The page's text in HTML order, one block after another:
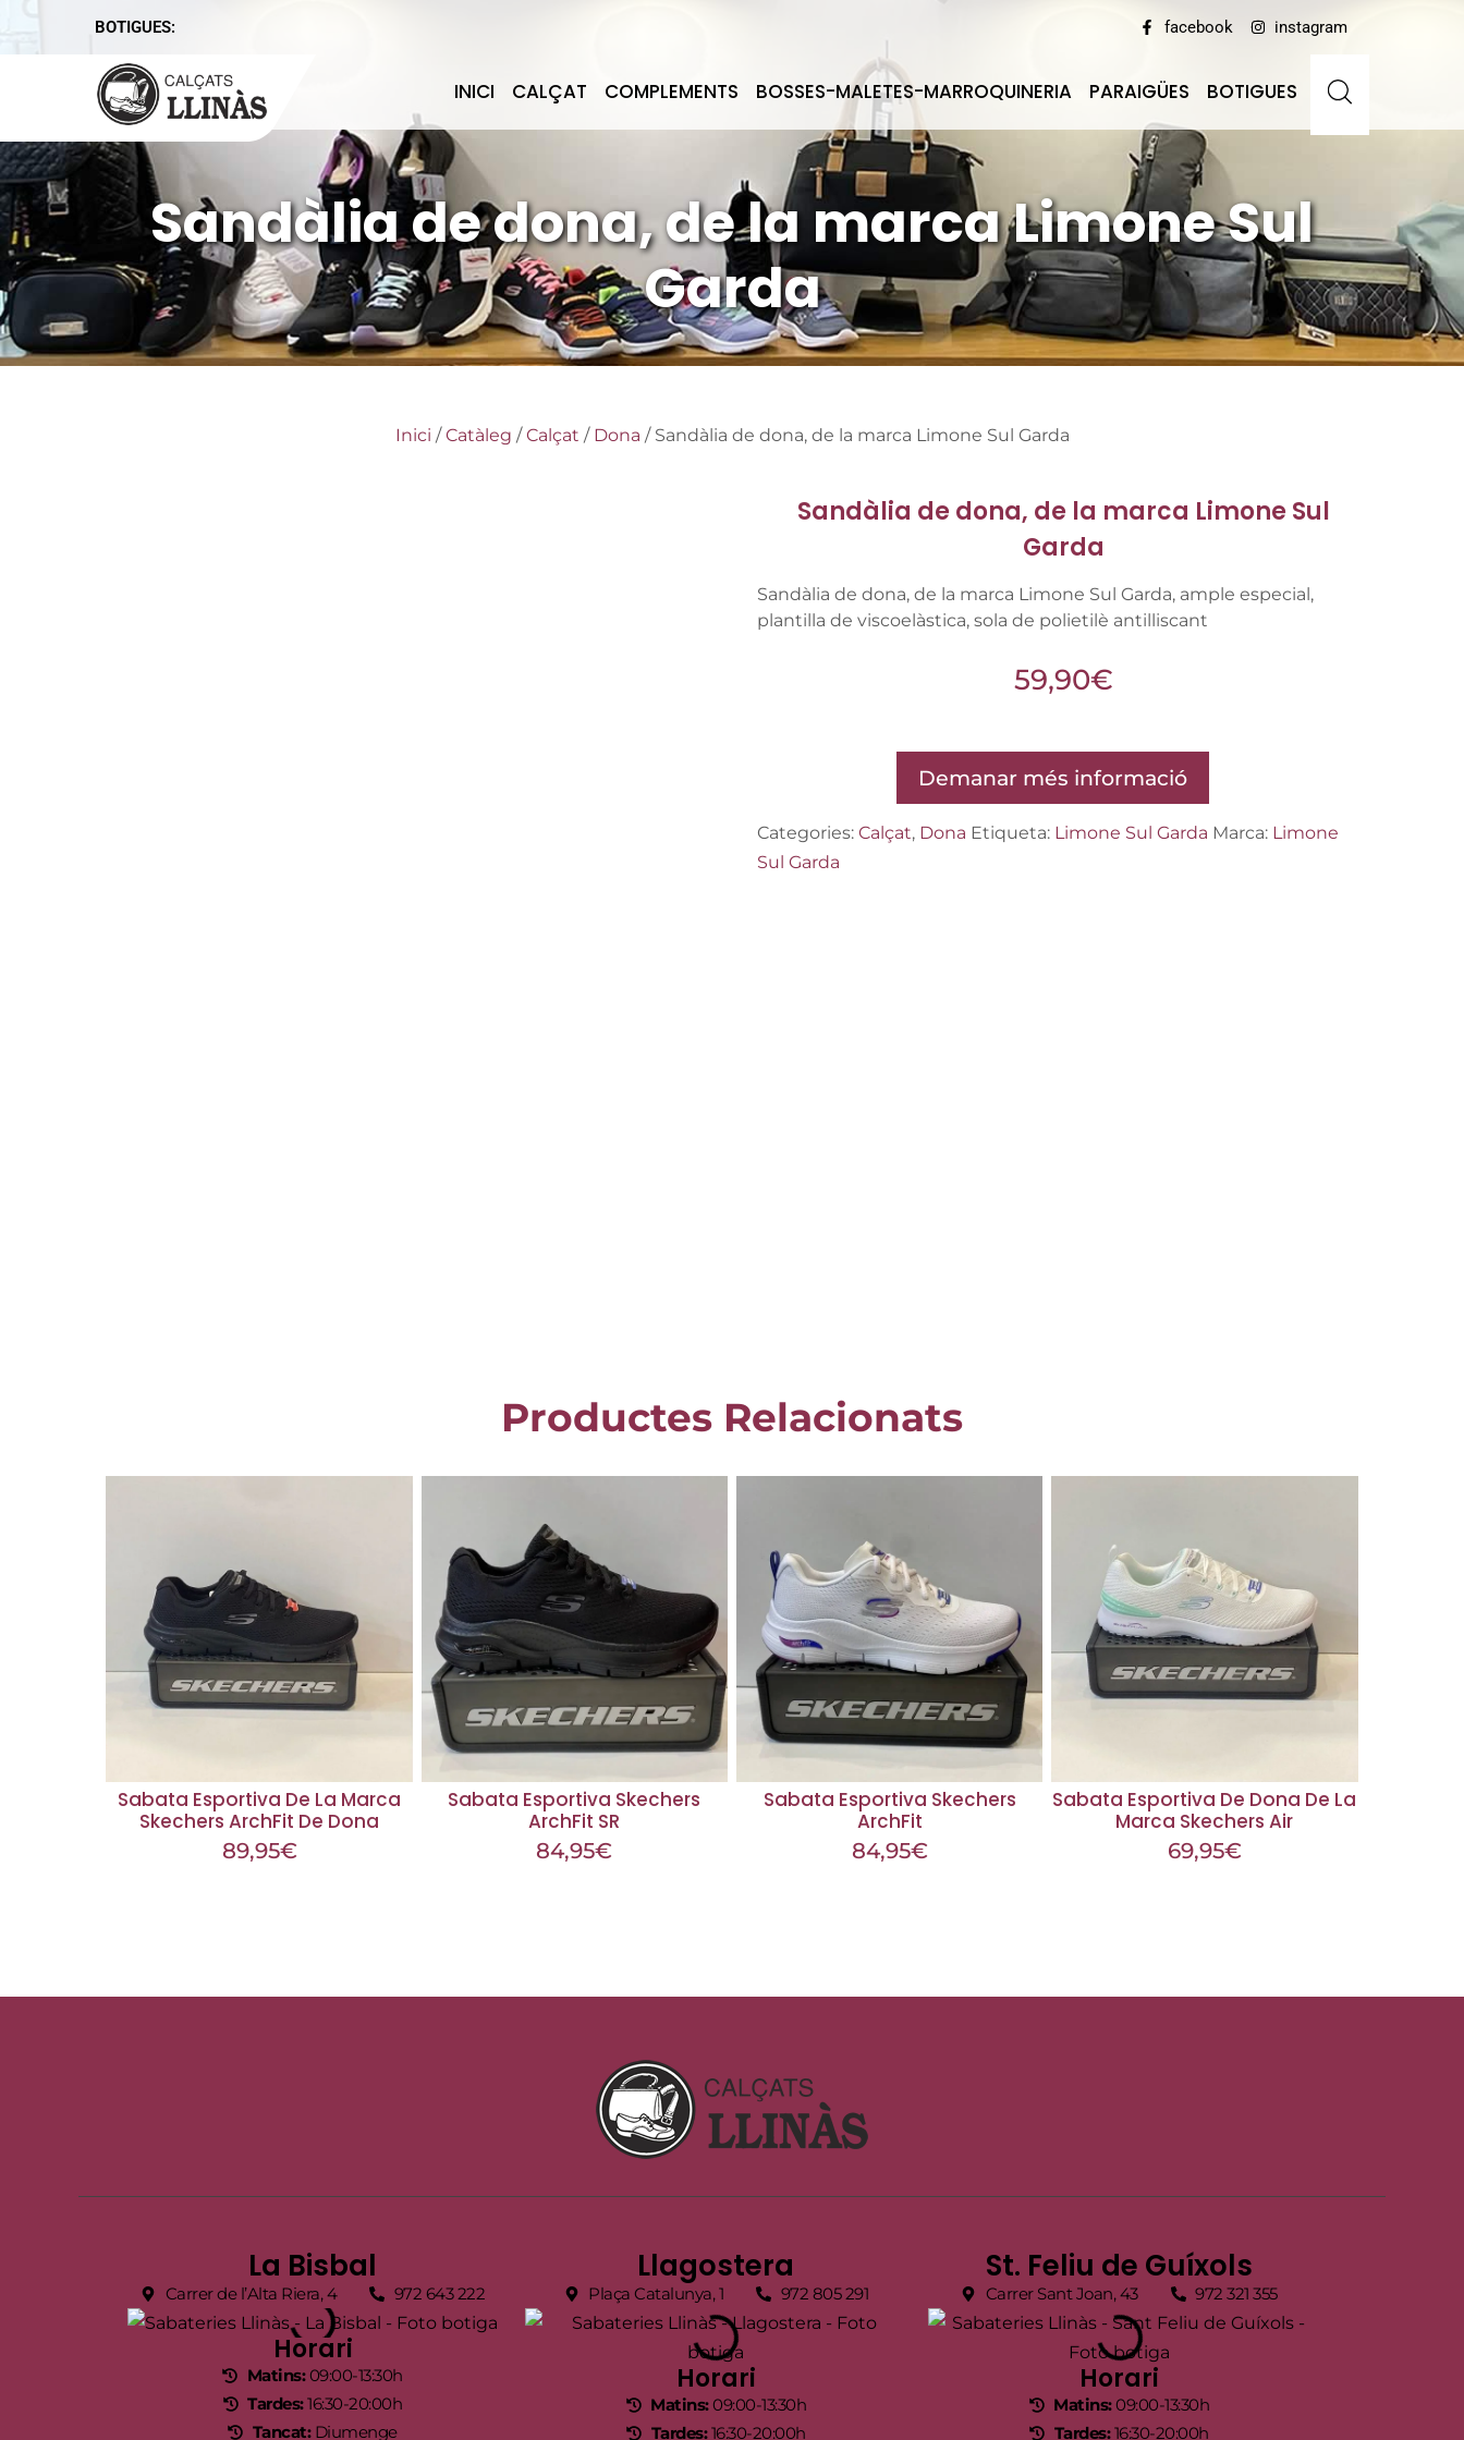
BOTIGUES: facebook instagram
INICI CALÇAT COMPLEMENTS BOSSES-MALETES-MARROQUINERIA PARAIGÜES BOTIGUES
Sandàlia de dona, de la marca Limone Sul
Garda
Inici /Catàleg /Calçat / Dona / Sandàlia de dona, de la marca Limone Sul Garda
Sandàlia de dona, de la marca Limone Sul
Garda
Sandàlia de dona, de la marca Limone Sul Garda, ample especial,
plantilla de viscoelàstica, sola de polietilè antilliscant
59,90€
Demanar més informació
Categories:Calçat, Dona Etiqueta: Limone Sul Garda Marca: Limone
Sul Garda
Productes Relacionats
Sabata Esportiva De La Marca
Skechers ArchFit De Dona
89,95€
Sabata Esportiva Skechers
ArchFit SR
84,95€
Sabata Esportiva Skechers
ArchFit
84,95€
Sabata Esportiva De Dona De La
Marca Skechers Air
69,95€
La Bisbal
Carrer de l’Alta Riera, 4 972 643 222
Horari
Matins:09:00-13:30h
Tardes:16:30-20:00h
Tancat:Diumenge
Llagostera
Plaça Catalunya, 1 972 805 291
Horari
Matins:09:00-13:30h
Tardes:16:30-20:00h
St. Feliu de Guíxols
Carrer Sant Joan, 43 972 321 355
Horari
Matins:09:00-13:30h
Tardes:16:30-20:00h